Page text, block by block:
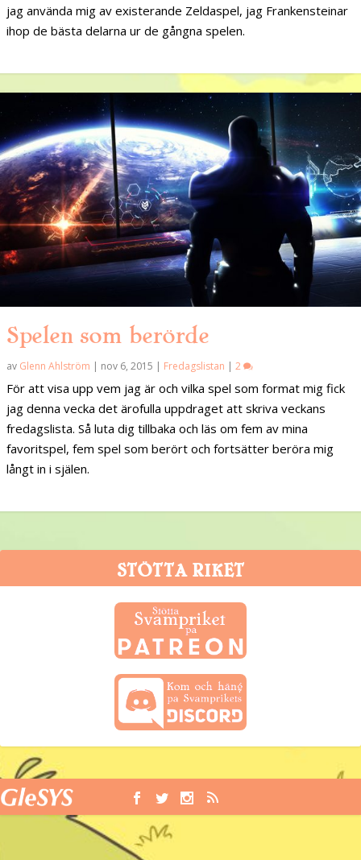
jag använda mig av existerande Zeldaspel, jag Frankensteinar
ihop de bästa delarna ur de gångna spelen.
Spelen som berörde
av Glenn Ahlström | nov 6, 2015 | Fredagslistan | 2
För att visa upp vem jag är och vilka spel som format mig fick
jag denna vecka det ärofulla uppdraget att skriva veckans
fredagslista. Så luta dig tillbaka och läs om fem av mina
favoritspel, fem spel som berört och fortsätter beröra mig
långt in i själen.
STÖTTA RIKET